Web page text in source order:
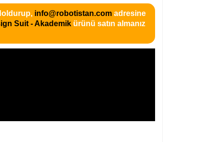
info@robotistan.comadresine
Suit - Akademikürünü satın almanız